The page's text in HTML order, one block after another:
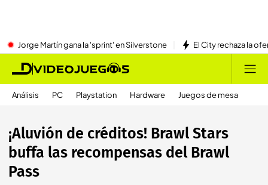
Jorge Martín gana la 'sprint' en Silverstone El City rechaza la
Análisis PC Playstation Hardware Juegos de mesa
¡Aluvión de créditos! Brawl Stars
buffa las recompensas del Brawl
Pass